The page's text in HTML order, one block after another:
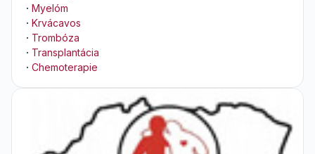
· Myelóm
· Krvácavos
· Trombóza
· Transplantácia
· Chemoterapie